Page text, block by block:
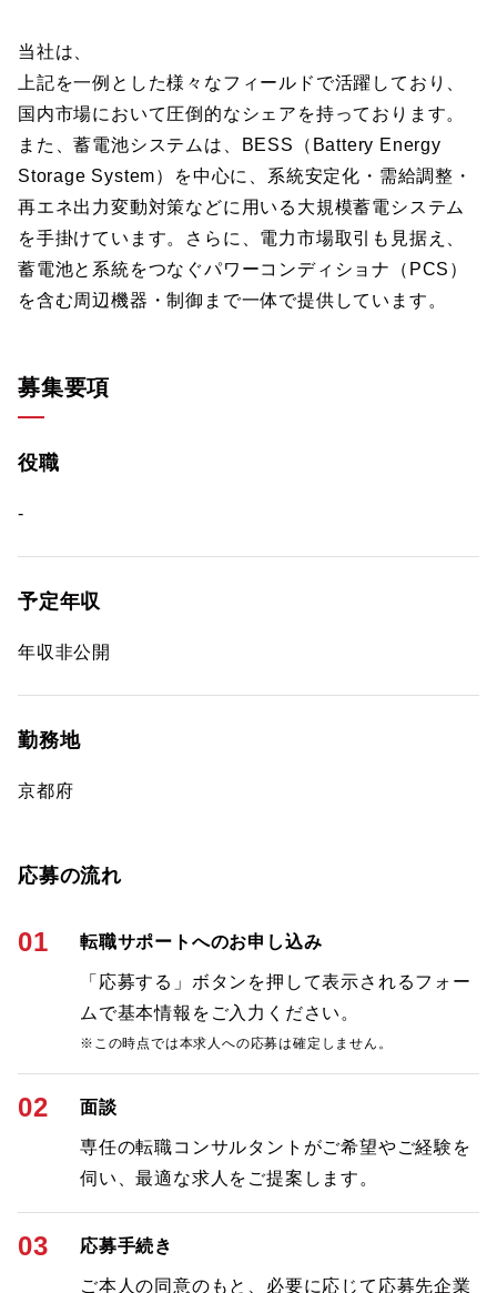
当社は、
上記を一例とした様々なフィールドで活躍しており、
国内市場において圧倒的なシェアを持っております。
また、蓄電池システムは、BESS（Battery Energy
Storage System）を中心に、系統安定化・需給調整・
再エネ出力変動対策などに用いる大規模蓄電システム
を手掛けています。さらに、電力市場取引も見据え、
蓄電池と系統をつなぐパワーコンディショナ（PCS）
を含む周辺機器・制御まで一体で提供しています。
募集要項
役職
-
予定年収
年収非公開
勤務地
京都府
応募の流れ
01 転職サポートへのお申し込み
「応募する」ボタンを押して表示されるフォー
ムで基本情報をご入力ください。
※この時点では本求人への応募は確定しません。
02 面談
専任の転職コンサルタントがご希望やご経験を
伺い、最適な求人をご提案します。
03 応募手続き
ご本人の同意のもと、必要に応じて応募先企業